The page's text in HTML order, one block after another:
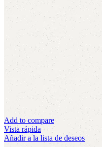
Add to compare
Vista rápida
Añadir a la lista de deseos